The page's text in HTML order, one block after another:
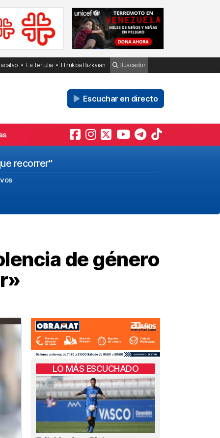
La Tertulia Hirukoa Bizkaian Buscador
Escuchar en directo
recorrer"
de género
LO MÁS ESCUCHADO